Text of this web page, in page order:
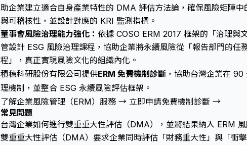
助企業建立適合自身產業特性的 DMA 評估方法論，確保風險矩陣
與可稽核性，並設計對應的 KRI 監測指標。
董事會風險治理能力強化： 依據 COSO ERM 2017 框架的「治理與
管設計 ESG 風險治理課程，協助企業將永續風險從「報告部門的任
程」，真正實現風險文化的組織內化。
積穗科研股份有限公司提供ERM 免費機制診斷 ，協助台灣企業在
理機制，並整合 ESG 永續風險評估框架。
了解企業風險管理（ERM）服務 → 立即申請免費機制診斷 →
常見問題
台灣企業如何進行雙重重大性評估（DMA），並將結果納入 ERM 風
雙重重大性評估（DMA）要求企業同時評估「財務重大性」與「衝